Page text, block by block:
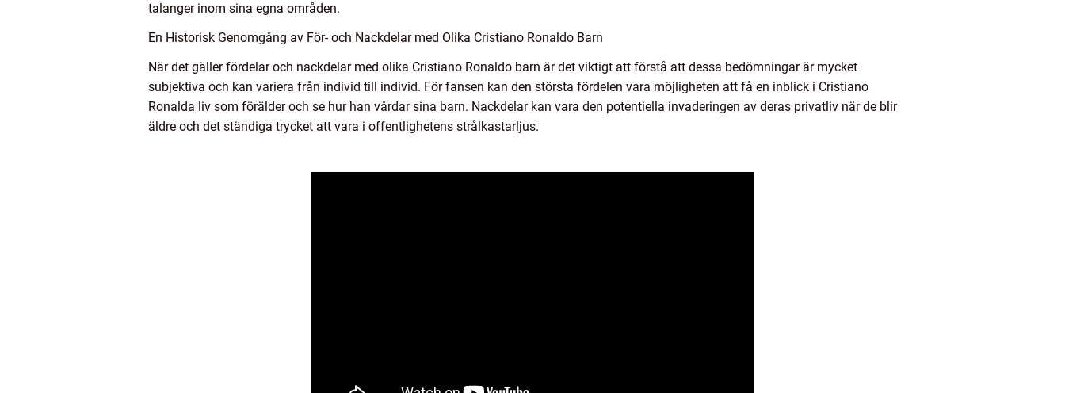
talanger inom sina egna områden.
En Historisk Genomgång av För- och Nackdelar med Olika Cristiano Ronaldo Barn
När det gäller fördelar och nackdelar med olika Cristiano Ronaldo barn är det viktigt att förstå att dessa bedömningar är mycket
subjektiva och kan variera från individ till individ. För fansen kan den största fördelen vara möjligheten att få en inblick i Cristiano
Ronalda liv som förälder och se hur han vårdar sina barn. Nackdelar kan vara den potentiella invaderingen av deras privatliv när de blir
äldre och det ständiga trycket att vara i offentlighetens strålkastarljus.